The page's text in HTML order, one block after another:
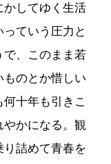
かしてゆく生活
ていう圧力と
で、このまま若
ものとか惜しい
十年も引きこ
やかになる。観
詰めて青春を